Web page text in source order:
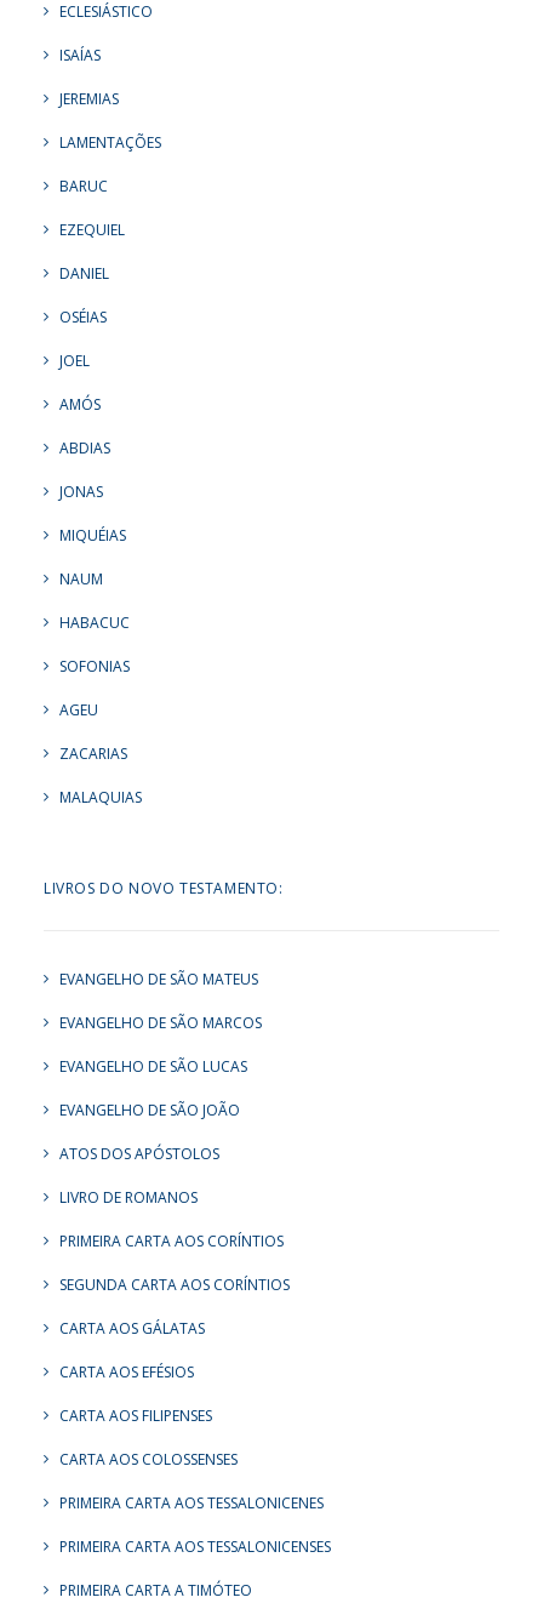
ECLESIÁSTICO
ISAÍAS
JEREMIAS
LAMENTAÇÕES
BARUC
EZEQUIEL
DANIEL
OSÉIAS
JOEL
AMÓS
ABDIAS
JONAS
MIQUÉIAS
NAUM
HABACUC
SOFONIAS
AGEU
ZACARIAS
MALAQUIAS
LIVROS DO NOVO TESTAMENTO:
EVANGELHO DE SÃO MATEUS
EVANGELHO DE SÃO MARCOS
EVANGELHO DE SÃO LUCAS
EVANGELHO DE SÃO JOÃO
ATOS DOS APÓSTOLOS
LIVRO DE ROMANOS
PRIMEIRA CARTA AOS CORÍNTIOS
SEGUNDA CARTA AOS CORÍNTIOS
CARTA AOS GÁLATAS
CARTA AOS EFÉSIOS
CARTA AOS FILIPENSES
CARTA AOS COLOSSENSES
PRIMEIRA CARTA AOS TESSALONICENES
PRIMEIRA CARTA AOS TESSALONICENSES
PRIMEIRA CARTA A TIMÓTEO